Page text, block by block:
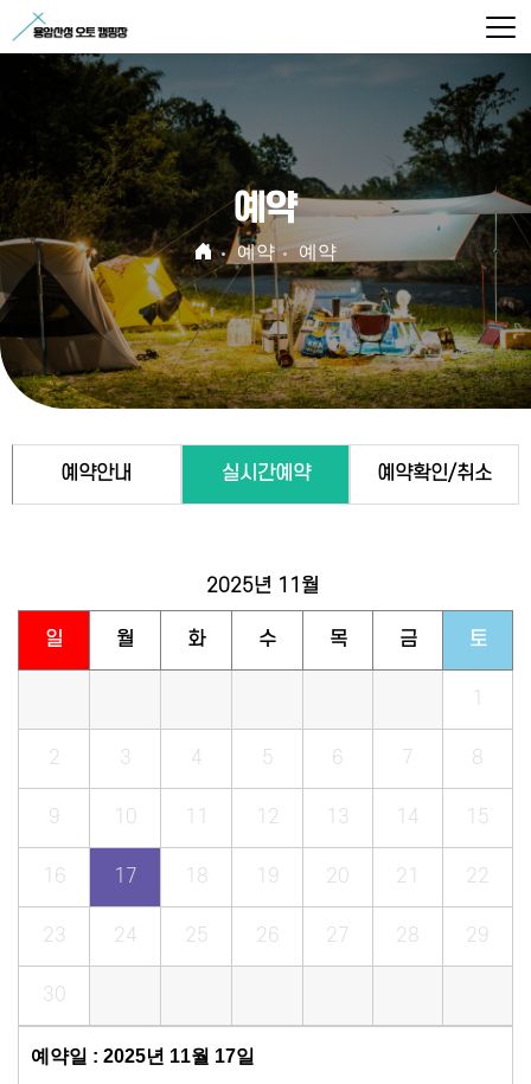
예약
예약 예약
예약안내 실시간예약 예약확인/취소
2025년 11월
일 월 화 수 목 금 토
1
2 3 4 5 6 7 8
9 10 11 12 13 14 15
16 17 18 19 20 21 22
23 24 25 26 27 28 29
30
예약일 : 2025년 11월 17일